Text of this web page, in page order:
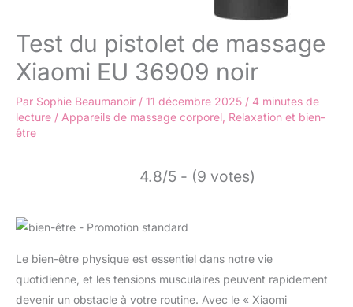
Test du pistolet de massage
Xiaomi EU 36909 noir
Par Sophie Beaumanoir / 11 décembre 2025 / 4 minutes de
lecture / Appareils de massage corporel Relaxation et bien-
être
4.8/5 - (9 votes)
Le bien-être physique est essentiel dans notre vie
quotidienne, et les tensions musculaires peuvent rapidement
devenir un obstacle à votre routine. Avec le « Xiaomi